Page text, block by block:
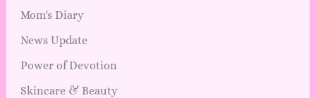
Mom's Diary
News Update
Power of Devotion
Skincare & Beauty